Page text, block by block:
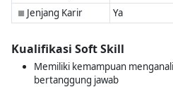
■ Jenjang Karir Ya
Kualifikasi Soft Skill
Memiliki kemampuan
bertanggung jawab